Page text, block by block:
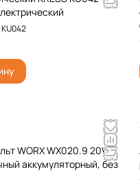
KU042
WORX WX020.9 20V
аккумуляторный, без